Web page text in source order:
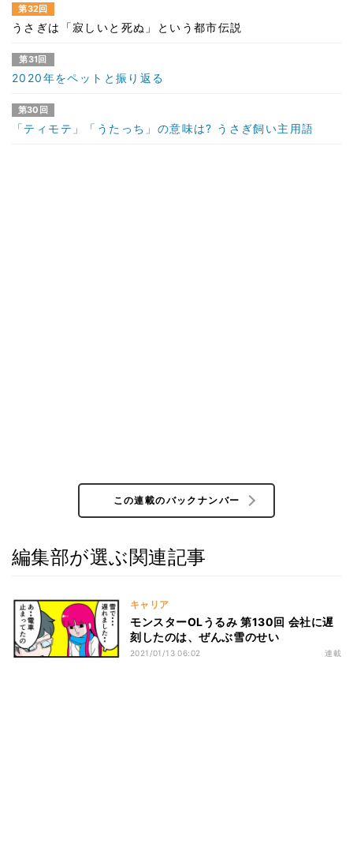
第32回
うさぎは「寂しいと死ぬ」という都市伝説
第31回
2020年をペットと振り返る
第30回
「ティモテ」「うたっち」の意味は? うさぎ飼い主用語
この連載のバックナンバー
編集部が選ぶ関連記事
キャリア
モンスターOLうるみ 第130回 会社に遅
刻したのは、ぜんぶ雪のせい
2021/01/13 06:02 連載